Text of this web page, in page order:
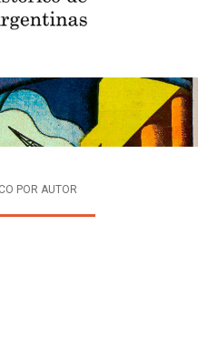
POR AUTOR